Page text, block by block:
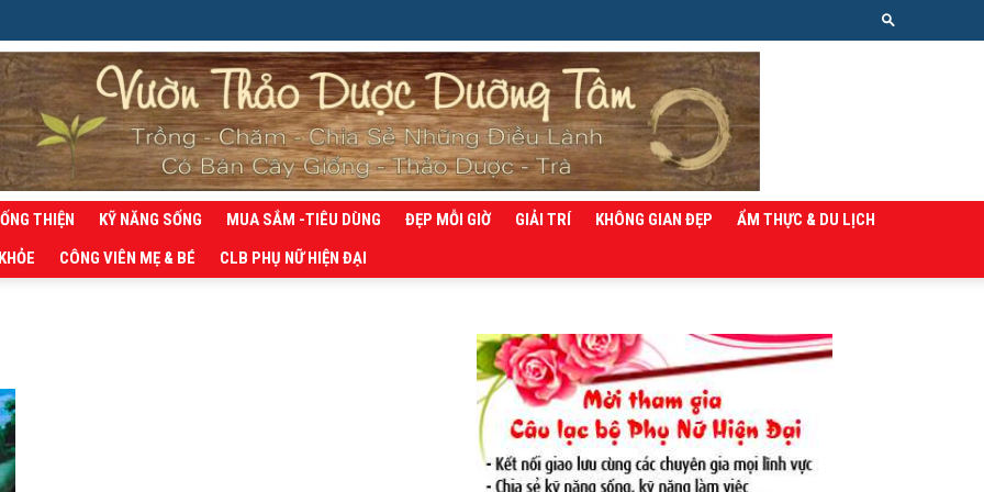
THIỆN KỸ NĂNG SỐNG MUA SẮM -TIÊU DÙNG ĐẸP MỖI GIỜ GIẢI TRÍ KHÔNG GIAN ĐẸP
ẨM THỰC & DU LỊCH
CÔNG VIÊN MẸ & BÉ CLB PHỤ NỮ HIỆN ĐẠI